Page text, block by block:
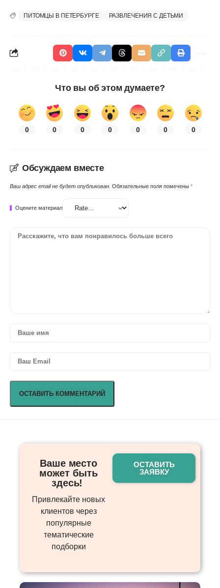
ПИТОМЦЫ В ПЕТЕРБУРГЕ РАЗВЛЕЧЕНИЯ С ДЕТЬМИ
Что вы об этом думаете?
0 0 0 0 0 0 0
Обсуждаем вместе
Ваш адрес email не будет опубликован. Обязательные поля помечены *
Оцените материал
Ваше место
может быть
здесь! ​
Привлекайте новых
клиентов через
популярные
тематические
подборки
ОСТАВИТЬ
ЗАЯВКУ